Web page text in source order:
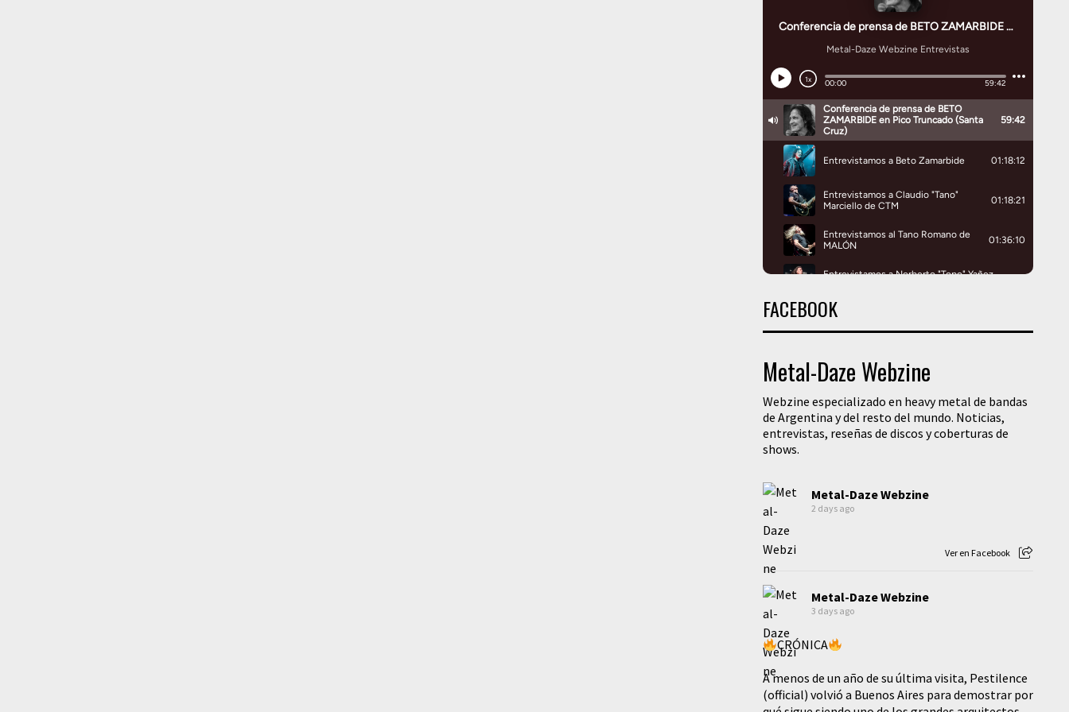
FACEBOOK
Metal-Daze Webzine
Webzine especializado en heavy metal de bandas
de Argentina y del resto del mundo. Noticias,
entrevistas, reseñas de discos y coberturas de
shows.
Metal-Daze Webzine
2 days ago
Ver en Facebook
Metal-Daze Webzine
3 days ago
CRÓNICA
A menos de un año de su última visita, Pestilence
(official) volvió a Buenos Aires para demostrar por